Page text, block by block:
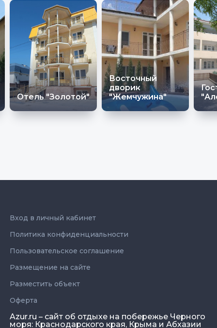
Отель "Золотой"
Восточный
дворик
"Жемчужина"
Azur.ru – сайт об отдыхе на побережье Черного
моря: Краснодарского края, Крыма и Абхазии
Вход в личный кабинет
Политика конфиденциальности
Пользовательское соглашение
Размещение на сайте
Разместить объект
Оферта